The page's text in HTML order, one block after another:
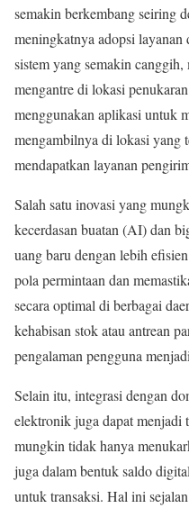
semakin berkembang seiring
meningkatnya adopsi
sistem yang semakin
mengantre di lokasi
menggunakan aplikasi untuk
mengambilnya di lokasi yang
mendapatkan layanan
Salah satu inovasi yang
kecerdasan buatan (AI) dan
uang baru dengan lebih
pola permintaan dan
secara optimal di berbagai
kehabisan stok atau antrean
pengalaman pengguna
Selain itu, integrasi dengan
elektronik juga dapat menjadi
mungkin tidak hanya
juga dalam bentuk saldo
untuk transaksi. Hal ini